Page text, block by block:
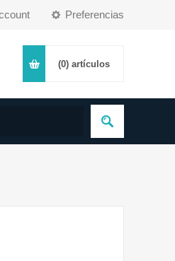
Preferencias
(0) artículos